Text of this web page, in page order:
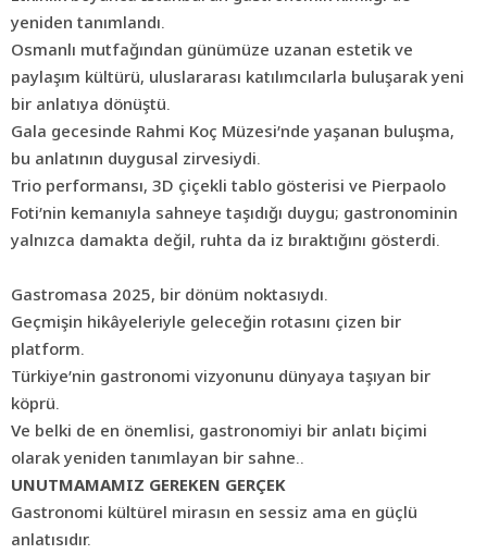
yeniden tanımlandı.
Osmanlı mutfağından günümüze uzanan estetik ve
paylaşım kültürü, uluslararası katılımcılarla buluşarak yeni
bir anlatıya dönüştü.
Gala gecesinde Rahmi Koç Müzesi’nde yaşanan buluşma,
bu anlatının duygusal zirvesiydi.
Trio performansı, 3D çiçekli tablo gösterisi ve Pierpaolo
Foti’nin kemanıyla sahneye taşıdığı duygu; gastronominin
yalnızca damakta değil, ruhta da iz bıraktığını gösterdi.
Gastromasa 2025, bir dönüm noktasıydı.
Geçmişin hikâyeleriyle geleceğin rotasını çizen bir
platform.
Türkiye’nin gastronomi vizyonunu dünyaya taşıyan bir
köprü.
Ve belki de en önemlisi, gastronomiyi bir anlatı biçimi
olarak yeniden tanımlayan bir sahne..
UNUTMAMAMIZ GEREKEN GERÇEK
Gastronomi kültürel mirasın en sessiz ama en güçlü
anlatısıdır.